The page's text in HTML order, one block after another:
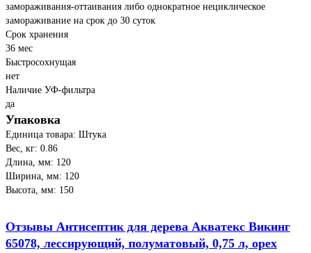
замораживания-оттаивания либо однократное нециклическое
замораживание на срок до 30 суток
Срок хранения
36 мес
Быстросохнущая
нет
Наличие УФ-фильтра
да
Упаковка
Единица товара: Штука
Вес, кг: 0.86
Длина, мм: 120
Ширина, мм: 120
Высота, мм: 150
Отзывы Антисептик для дерева Акватекс Викинг
65078, лессирующий, полуматовый, 0,75 л, орех